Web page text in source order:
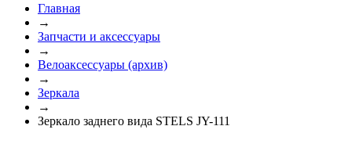
Главная
→
Запчасти и аксессуары
→
Велоаксессуары (архив)
→
Зеркала
→
Зеркало заднего вида STELS JY-111